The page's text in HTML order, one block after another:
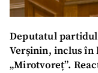
Deputatul
Verșinin, inclus în
„Mirotvoreț”.